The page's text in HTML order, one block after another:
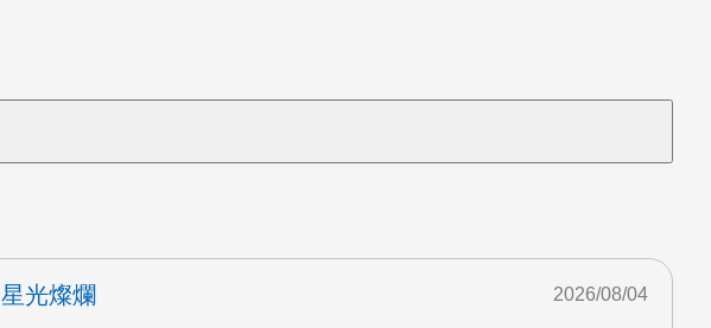
星光燦爛
2026/08/04